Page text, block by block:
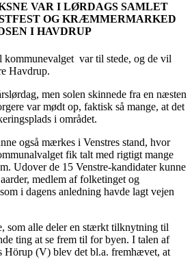
VAR I LØRDAGS SAMLET
OG KRÆMMERMARKED
I HAVDRUP
kommunevalget var til stede, og de vil
Havdrup.
men solen skinnede fra en næsten
var mødt op, faktisk så mange, at det
i området.
også mærkes i Venstres stand, hvor
fik talt med rigtigt mange
Udover de 15 Venstre-kandidater kunne
medlem af folketinget og
i dagens anledning havde lagt vejen
som alle deler en stærkt tilknytning til
ting at se frem til for byen. I talen af
Hörup (V) blev det bl.a. fremhævet, at